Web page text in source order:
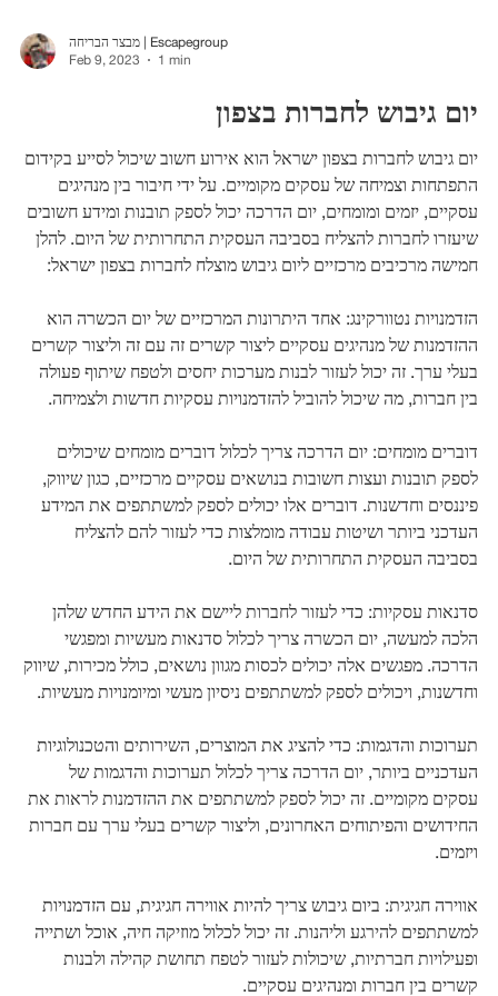
מבצר הבריחה | Escapegroup
Feb 9, 2023
1 min
יום גיבוש לחברות בצפון
יום גיבוש לחברות בצפון ישראל הוא אירוע חשוב שיכול לסייע בקידום
התפתחות וצמיחה של עסקים מקומיים. על ידי חיבור בין מנהיגים
עסקיים, יזמים ומומחים, יום הדרכה יכול לספק תובנות ומידע חשובים
שיעזרו לחברות להצליח בסביבה העסקית התחרותית של היום. להלן
חמישה מרכיבים מרכזיים ליום גיבוש מוצלח לחברות בצפון ישראל:
הזדמנויות נטוורקינג: אחד היתרונות המרכזיים של יום הכשרה הוא
ההזדמנות של מנהיגים עסקיים ליצור קשרים זה עם זה וליצור קשרים
בעלי ערך. זה יכול לעזור לבנות מערכות יחסים ולטפח שיתוף פעולה
בין חברות, מה שיכול להוביל להזדמנויות עסקיות חדשות ולצמיחה.
דוברים מומחים: יום הדרכה צריך לכלול דוברים מומחים שיכולים
לספק תובנות ועצות חשובות בנושאים עסקיים מרכזיים, כגון שיווק,
פיננסים וחדשנות. דוברים אלו יכולים לספק למשתתפים את המידע
העדכני ביותר ושיטות עבודה מומלצות כדי לעזור להם להצליח
בסביבה העסקית התחרותית של היום.
סדנאות עסקיות: כדי לעזור לחברות ליישם את הידע החדש שלהן
הלכה למעשה, יום הכשרה צריך לכלול סדנאות מעשיות ומפגשי
הדרכה. מפגשים אלה יכולים לכסות מגוון נושאים, כולל מכירות, שיווק
וחדשנות, ויכולים לספק למשתתפים ניסיון מעשי ומיומנויות מעשיות.
תערוכות והדגמות: כדי להציג את המוצרים, השירותים והטכנולוגיות
העדכניים ביותר, יום הדרכה צריך לכלול תערוכות והדגמות של
עסקים מקומיים. זה יכול לספק למשתתפים את ההזדמנות לראות את
החידושים והפיתוחים האחרונים, וליצור קשרים בעלי ערך עם חברות
ויזמים.
אווירה חגיגית: ביום גיבוש צריך להיות אווירה חגיגית, עם הזדמנויות
למשתתפים להירגע וליהנות. זה יכול לכלול מוזיקה חיה, אוכל ושתייה
ופעילויות חברתיות, שיכולות לעזור לטפח תחושת קהילה ולבנות
קשרים בין חברות ומנהיגים עסקיים.